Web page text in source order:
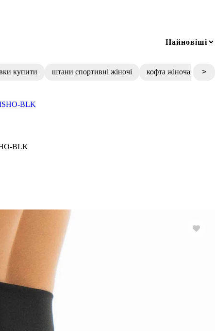
купити штани спортивні жіночі кофта жіноча >
BLK